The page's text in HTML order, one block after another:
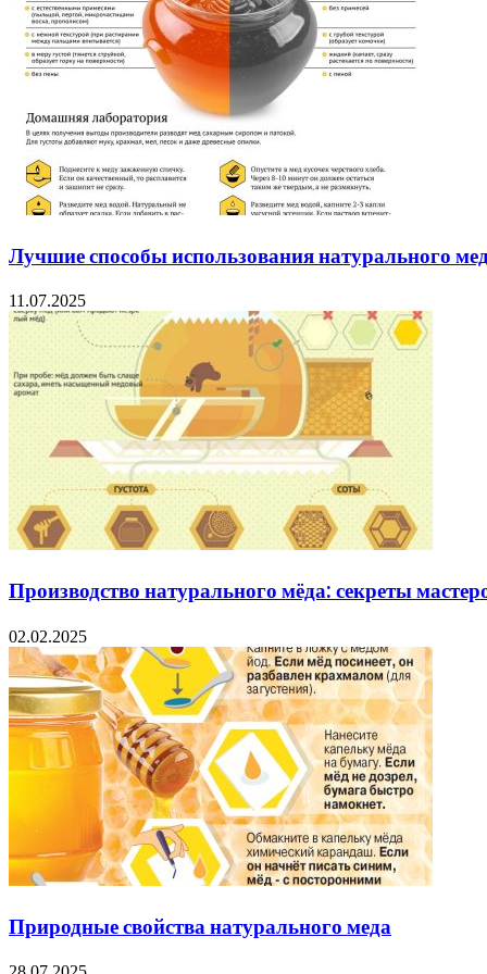
Лучшие способы использования натурального
11.07.2025
Производство натурального мёда: секреты
02.02.2025
Природные свойства натурального меда